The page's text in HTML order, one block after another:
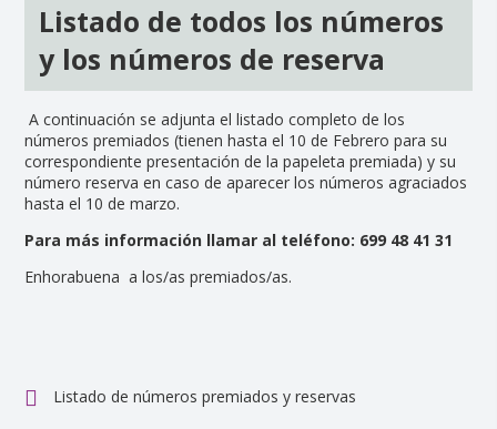
Listado de todos los números
y los números de reserva
A continuación se adjunta el listado completo de los
números premiados (tienen hasta el 10 de Febrero para su
correspondiente presentación de la papeleta premiada) y su
número reserva en caso de aparecer los números agraciados
hasta el 10 de marzo.
Para más información llamar al teléfono: 699 48 41 31
Enhorabuena a los/as premiados/as.
Listado de números premiados y reservas